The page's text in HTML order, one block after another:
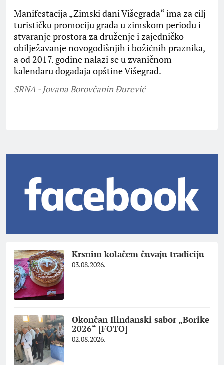
Manifestacija „Zimski dani Višegrada“ ima za cilj
turističku promociju grada u zimskom periodu i
stvaranje prostora za druženje i zajedničko
obilježavanje novogodišnjih i božićnih praznika,
a od 2017. godine nalazi se u zvaničnom
kalendaru događaja opštine Višegrad.
SRNA - Jovana Borovčanin Đurević
Krsnim kolačem čuvaju tradiciju
03.08.2026.
Okončan Ilindanski sabor „Borike
2026“ [FOTO]
02.08.2026.